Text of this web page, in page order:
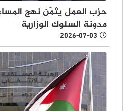
حزب العمل يثمّن نهج
مدونة السلوك الوزارية
2026-07-03